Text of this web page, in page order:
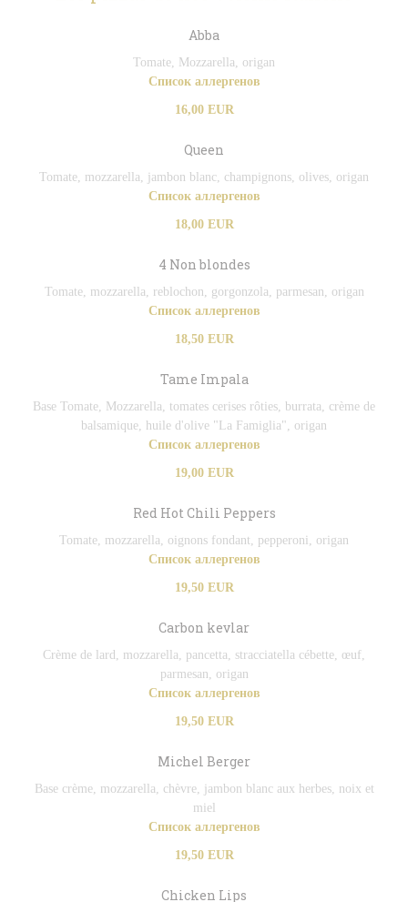
Abba
Tomate, Mozzarella, origan
Список аллергенов
16,00 EUR
Queen
Tomate, mozzarella, jambon blanc, champignons, olives, origan
Список аллергенов
18,00 EUR
4 Non blondes
Tomate, mozzarella, reblochon, gorgonzola, parmesan, origan
Список аллергенов
18,50 EUR
Tame Impala
Base Tomate, Mozzarella, tomates cerises rôties, burrata, crème de
balsamique, huile d'olive "La Famiglia", origan
Список аллергенов
19,00 EUR
Red Hot Chili Peppers
Tomate, mozzarella, oignons fondant, pepperoni, origan
Список аллергенов
19,50 EUR
Carbon kevlar
Crème de lard, mozzarella, pancetta, stracciatella cébette, œuf,
parmesan, origan
Список аллергенов
19,50 EUR
Michel Berger
Base crème, mozzarella, chèvre, jambon blanc aux herbes, noix et
miel
Список аллергенов
19,50 EUR
Chicken Lips